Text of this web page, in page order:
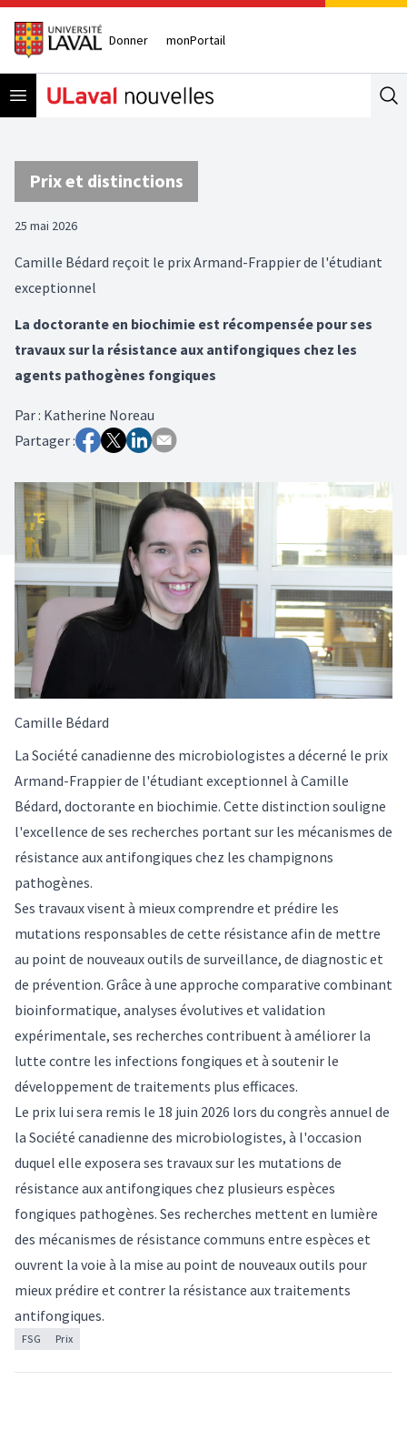
Donner monPortail
Open menu
Prix et distinctions
25 mai 2026
Camille Bédard reçoit le prix Armand-Frappier de l'étudiant
exceptionnel
La doctorante en biochimie est récompensée pour ses
travaux sur la résistance aux antifongiques chez les
agents pathogènes fongiques
Par: Katherine Noreau
Partager :
Camille Bédard
La Société canadienne des microbiologistes a décerné le prix
Armand-Frappier de l'étudiant exceptionnel à Camille
Bédard, doctorante en biochimie. Cette distinction souligne
l'excellence de ses recherches portant sur les mécanismes de
résistance aux antifongiques chez les champignons
pathogènes.
Ses travaux visent à mieux comprendre et prédire les
mutations responsables de cette résistance afin de mettre
au point de nouveaux outils de surveillance, de diagnostic et
de prévention. Grâce à une approche comparative combinant
bioinformatique, analyses évolutives et validation
expérimentale, ses recherches contribuent à améliorer la
lutte contre les infections fongiques et à soutenir le
développement de traitements plus efficaces.
Le prix lui sera remis le 18 juin 2026 lors du congrès annuel de
la Société canadienne des microbiologistes, à l'occasion
duquel elle exposera ses travaux sur les mutations de
résistance aux antifongiques chez plusieurs espèces
fongiques pathogènes. Ses recherches mettent en lumière
des mécanismes de résistance communs entre espèces et
ouvrent la voie à la mise au point de nouveaux outils pour
mieux prédire et contrer la résistance aux traitements
antifongiques.
FSG Prix